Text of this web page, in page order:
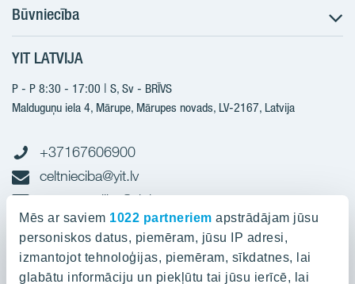
Mēs ar saviem 1022 partneriem apstrādājam jūsu
personiskos datus, piemēram, jūsu IP adresi,
izmantojot tehnoloģijas, piemēram, sīkdatnes, lai
glabātu informāciju un piekļūtu tai jūsu ierīcē, lai
Meklēt dzīvokli
Nākotnes projekti
Pārdošanas informācija
YIT Plus
Kontakti
Būvniecība
Būvniecība
Jaunie projekti
Realizētie projekti
YIT LATVIJA
P - P 8:30 - 17:00 | S, Sv - BRĪVS
Malduguņu iela 4, Mārupe, Mārupes novads, LV-2167, Latvija
+37167606900
celtnieciba@yit.lv
gramatvediba@yit.lv
Rekvīziti